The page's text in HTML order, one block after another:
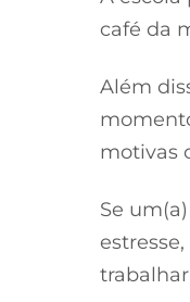
café da
Além
motivas
Se